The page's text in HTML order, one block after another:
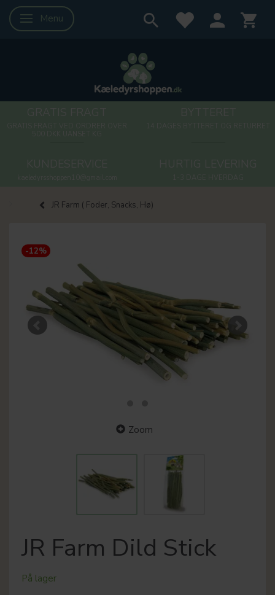
Skifte navigation
Menu
JR Farm ( Foder, Snacks, Hø)
-12%
Zoom
JR Farm Dild Stick
På lager